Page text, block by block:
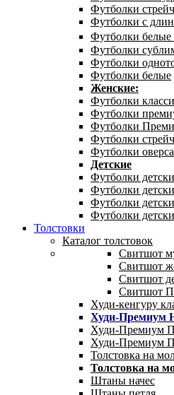
Футболки
Футболки с
Футболки белые
Футболки
Футболки
Футболки белые
Женские:
Футболки
Футболки
Футболки
Футболки
Футболки
Детские
Футболки
Футболки
Футболки
Футболки
Толстовки
Каталог толстовок
Свитшот
Свитшот
Свитшот
Свитшот
Худи-кенгуру
Худи-Премиум
Худи-Премиум
Худи-Премиум
Толстовка на
Толстовка на
Штаны начес